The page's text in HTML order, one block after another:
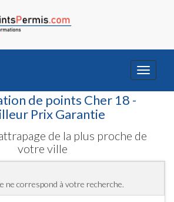
Toggle
de points Cher 18 -
Prix Garantie
de la plus proche de
votre ville
ne correspond à votre recherche.